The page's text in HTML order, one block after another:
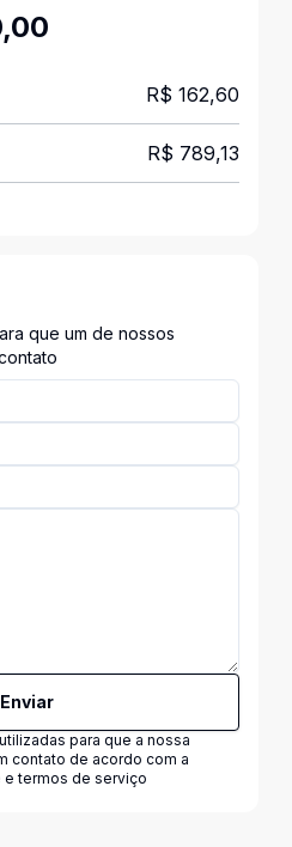
R$ 162,60
R$ 789,13
que um de nossos
Enviar
para que a nossa
contato de acordo com a
termos de serviço